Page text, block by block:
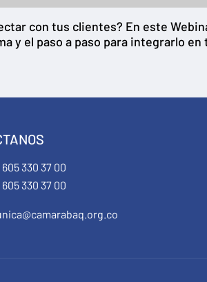
con tus clientes? En este
y el paso a paso para integrarlo en
330 37 00
330 37 00